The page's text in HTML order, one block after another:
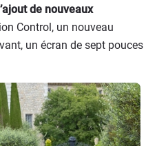
de nouveaux
Control, un nouveau
un écran de sept pouces